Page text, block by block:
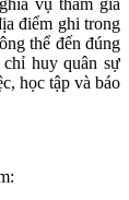
vụ tham gia
điểm ghi trong
thể đến đúng
huy quân sự
học tập và báo